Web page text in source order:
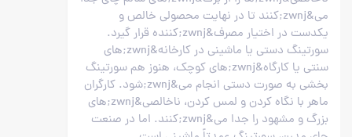
می&zwnj;کنند تا در نهایت محصولی خالص و
یکدست در اختیار مصرف&zwnj;کننده قرار گیرد.
سورتینگ دستی یا ماشینی در کارخانه&zwnj;های
سنتی یا کارگاه&zwnj;های کوچک، هنوز هم سورتینگ
بخشی به صورت دستی انجام می&zwnj;شود. کارگران
ماهر با نگاه کردن و لمس کردن، ناخالصی&zwnj;های
بزرگ و مشهود را جدا می&zwnj;کنند. اما در صنعت